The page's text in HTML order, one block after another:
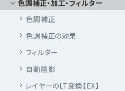
色調補正・加工・フィルター
色調補正
色調補正の効果
フィルター
自動陰影
レイヤーのLT変換【EX】